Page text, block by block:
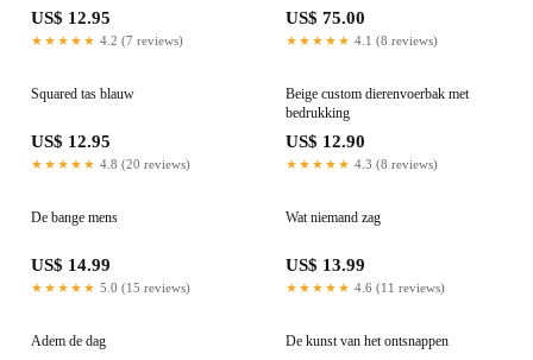
US$ 12.95
★★★★★ 4.2 (7 reviews)
US$ 75.00
★★★★★ 4.1 (8 reviews)
Squared tas blauw
US$ 12.95
★★★★★ 4.8 (20 reviews)
Beige custom dierenvoerbak met
bedrukking
US$ 12.90
★★★★★ 4.3 (8 reviews)
De bange mens
US$ 14.99
★★★★★ 5.0 (15 reviews)
Wat niemand zag
US$ 13.99
★★★★★ 4.6 (11 reviews)
Adem de dag De kunst van het ontsnappen